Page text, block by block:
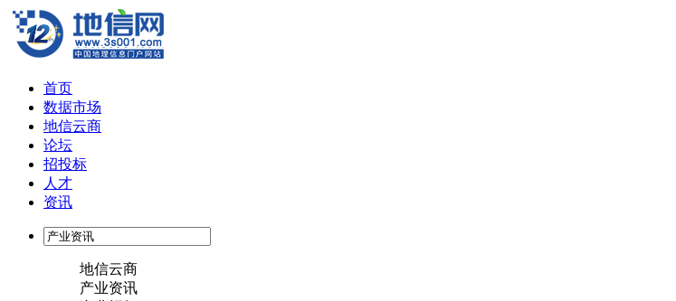
首页
数据市场
地信云商
论坛
招投标
人才
资讯
地信云商
产业资讯